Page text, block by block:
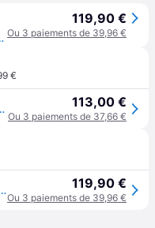
Aluminium, Moderne
119,90 €
Ou 3 paiements de 39,96 €
€
- Moderne - Métal - À ampoule unique 113,00 €
Ou 3 paiements de 37,66 €
Arcchio, noir, Aluminium, Moderne 119,90 €
Ou 3 paiements de 39,96 €